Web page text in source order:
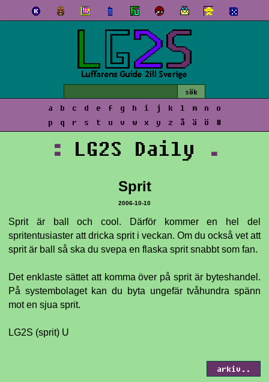
a b c d e f g h i j k l m n
o
p
q r s t u v w x y z å ä ö #
: LG2S Daily .
Sprit
2006-10-10
Sprit är ball och cool. Därför kommer en hel del
spritentusiaster att dricka sprit i veckan. Om du också vet att
sprit är ball så ska du svepa en flaska sprit snabbt som fan.
Det enklaste sättet att komma över på sprit är byteshandel.
På systembolaget kan du byta ungefär tvåhundra spänn
mot en sjua sprit.
LG2S (sprit) U
arkiv..